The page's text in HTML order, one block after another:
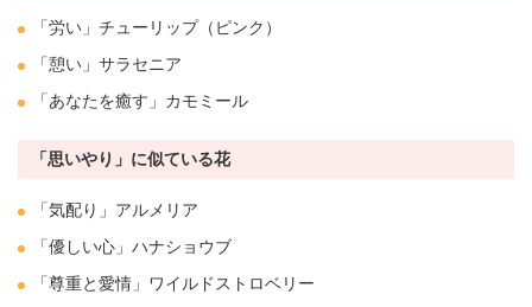
「労い」 チューリップ（ピンク）
「憩い」サラセニア
「あなたを癒す」カモミール
「思いやり」に似ている花
「気配り」 アルメリア
「優しい心」ハナシ ョウブ
「尊重と愛情」ワイルドストロベリー